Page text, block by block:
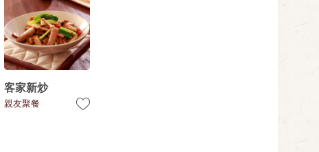
客家新炒
親友聚餐